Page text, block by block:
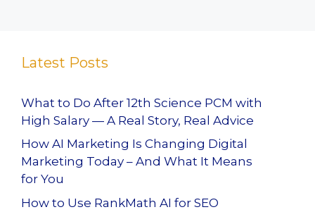
Latest Posts
What to Do After 12th Science PCM with
High Salary — A Real Story, Real Advice
How AI Marketing Is Changing Digital
Marketing Today – And What It Means
for You
How to Use RankMath AI for SEO